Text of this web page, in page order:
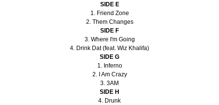
SIDE E
1. Friend Zone
2. Them Changes
SIDE F
3. Where I'm Going
4. Drink Dat (feat. Wiz Khalifa)
SIDE G
1. Inferno
2. I Am Crazy
3. 3AM
SIDE H
4. Drunk